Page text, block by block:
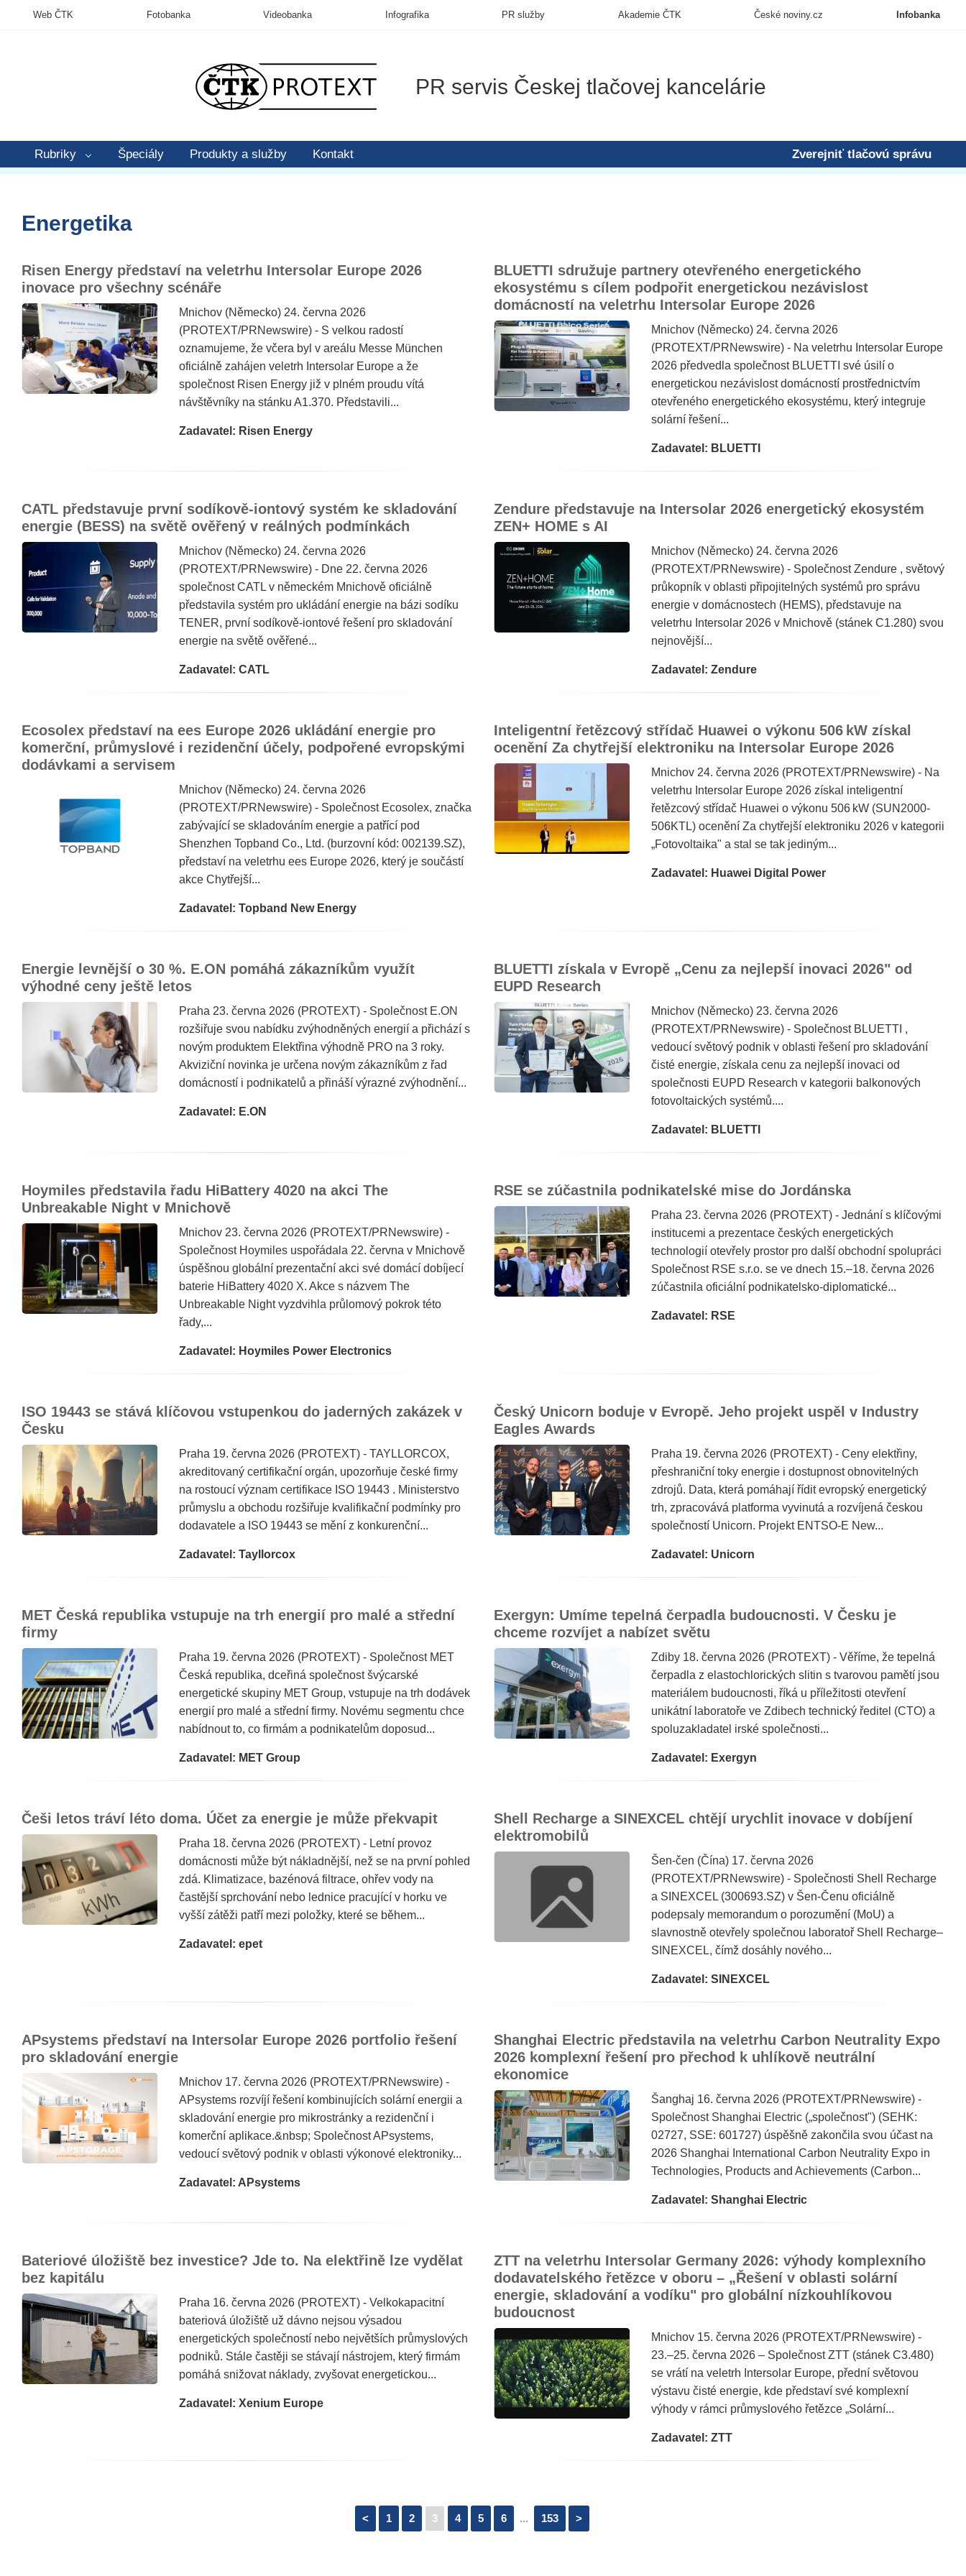
PR servis Českej tlačovej kancelárie
Rubriky Špeciály Produkty a služby Kontakt Zverejniť tlačovú správu
Infobanka
Web ČTK Fotobanka Videobanka Infografika PR služby Akademie ČTK České noviny.cz
Energetika
Risen Energy představí na veletrhu Intersolar Europe 2026
inovace pro všechny scénáře
Mnichov (Německo) 24. června 2026
(PROTEXT/PRNewswire) - S velkou radostí
oznamujeme, že včera byl v areálu Messe München
oficiálně zahájen veletrh Intersolar Europe a že
společnost Risen Energy již v plném proudu vítá
návštěvníky na stánku A1.370. Představili...
Zadavatel: Risen Energy
BLUETTI sdružuje partnery otevřeného energetického
ekosystému s cílem podpořit energetickou nezávislost
domácností na veletrhu Intersolar Europe 2026
Mnichov (Německo) 24. června 2026
(PROTEXT/PRNewswire) - Na veletrhu Intersolar Europe
2026 předvedla společnost BLUETTI své úsilí o
energetickou nezávislost domácností prostřednictvím
otevřeného energetického ekosystému, který integruje
solární řešení...
Zadavatel: BLUETTI
CATL představuje první sodíkově-iontový systém ke skladování
energie (BESS) na světě ověřený v reálných podmínkách
Mnichov (Německo) 24. června 2026
(PROTEXT/PRNewswire) - Dne 22. června 2026
společnost CATL v německém Mnichově oficiálně
představila systém pro ukládání energie na bázi sodíku
TENER, první sodíkově-iontové řešení pro skladování
energie na světě ověřené...
Zadavatel: CATL
Zendure představuje na Intersolar 2026 energetický ekosystém
ZEN+ HOME s AI
Mnichov (Německo) 24. června 2026
(PROTEXT/PRNewswire) - Společnost Zendure , světový
průkopník v oblasti připojitelných systémů pro správu
energie v domácnostech (HEMS), představuje na
veletrhu Intersolar 2026 v Mnichově (stánek C1.280) svou
nejnovější...
Zadavatel: Zendure
Ecosolex představí na ees Europe 2026 ukládání energie pro
komerční, průmyslové i rezidenční účely, podpořené evropskými
dodávkami a servisem
Mnichov (Německo) 24. června 2026
(PROTEXT/PRNewswire) - Společnost Ecosolex, značka
zabývající se skladováním energie a patřící pod
Shenzhen Topband Co., Ltd. (burzovní kód: 002139.SZ),
představí na veletrhu ees Europe 2026, který je součástí
akce Chytřejší...
Zadavatel: Topband New Energy
Inteligentní řetězcový střídač Huawei o výkonu 506 kW získal
ocenění Za chytřejší elektroniku na Intersolar Europe 2026
Mnichov 24. června 2026 (PROTEXT/PRNewswire) - Na
veletrhu Intersolar Europe 2026 získal inteligentní
řetězcový střídač Huawei o výkonu 506 kW (SUN2000-
506KTL) ocenění Za chytřejší elektroniku 2026 v kategorii
„Fotovoltaika" a stal se tak jediným...
Zadavatel: Huawei Digital Power
Energie levnější o 30 %. E.ON pomáhá zákazníkům využít
výhodné ceny ještě letos
Praha 23. června 2026 (PROTEXT) - Společnost E.ON
rozšiřuje svou nabídku zvýhodněných energií a přichází s
novým produktem Elektřina výhodně PRO na 3 roky.
Akviziční novinka je určena novým zákazníkům z řad
domácností i podnikatelů a přináší výrazné zvýhodnění...
Zadavatel: E.ON
BLUETTI získala v Evropě „Cenu za nejlepší inovaci 2026" od
EUPD Research
Mnichov (Německo) 23. června 2026
(PROTEXT/PRNewswire) - Společnost BLUETTI ,
vedoucí světový podnik v oblasti řešení pro skladování
čisté energie, získala cenu za nejlepší inovaci od
společnosti EUPD Research v kategorii balkonových
fotovoltaických systémů....
Zadavatel: BLUETTI
Hoymiles představila řadu HiBattery 4020 na akci The
Unbreakable Night v Mnichově
Mnichov 23. června 2026 (PROTEXT/PRNewswire) -
Společnost Hoymiles uspořádala 22. června v Mnichově
úspěšnou globální prezentační akci své domácí dobíjecí
baterie HiBattery 4020 X. Akce s názvem The
Unbreakable Night vyzdvihla průlomový pokrok této
řady,...
Zadavatel: Hoymiles Power Electronics
RSE se zúčastnila podnikatelské mise do Jordánska
Praha 23. června 2026 (PROTEXT) - Jednání s klíčovými
institucemi a prezentace českých energetických
technologií otevřely prostor pro další obchodní spolupráci
Společnost RSE s.r.o. se ve dnech 15.–18. června 2026
zúčastnila oficiální podnikatelsko-diplomatické...
Zadavatel: RSE
ISO 19443 se stává klíčovou vstupenkou do jaderných zakázek v
Česku
Praha 19. června 2026 (PROTEXT) - TAYLLORCOX,
akreditovaný certifikační orgán, upozorňuje české firmy
na rostoucí význam certifikace ISO 19443 . Ministerstvo
průmyslu a obchodu rozšiřuje kvalifikační podmínky pro
dodavatele a ISO 19443 se mění z konkurenční...
Zadavatel: Tayllorcox
Český Unicorn boduje v Evropě. Jeho projekt uspěl v Industry
Eagles Awards
Praha 19. června 2026 (PROTEXT) - Ceny elektřiny,
přeshraniční toky energie i dostupnost obnovitelných
zdrojů. Data, která pomáhají řídit evropský energetický
trh, zpracovává platforma vyvinutá a rozvíjená českou
společností Unicorn. Projekt ENTSO-E New...
Zadavatel: Unicorn
MET Česká republika vstupuje na trh energií pro malé a střední
firmy
Praha 19. června 2026 (PROTEXT) - Společnost MET
Česká republika, dceřiná společnost švýcarské
energetické skupiny MET Group, vstupuje na trh dodávek
energií pro malé a střední firmy. Novému segmentu chce
nabídnout to, co firmám a podnikatelům doposud...
Zadavatel: MET Group
Exergyn: Umíme tepelná čerpadla budoucnosti. V Česku je
chceme rozvíjet a nabízet světu
Zdiby 18. června 2026 (PROTEXT) - Věříme, že tepelná
čerpadla z elastochlorických slitin s tvarovou pamětí jsou
materiálem budoucnosti, říká u příležitosti otevření
unikátní laboratoře ve Zdibech technický ředitel (CTO) a
spoluzakladatel irské společnosti...
Zadavatel: Exergyn
Češi letos tráví léto doma. Účet za energie je může překvapit
Praha 18. června 2026 (PROTEXT) - Letní provoz
domácnosti může být nákladnější, než se na první pohled
zdá. Klimatizace, bazénová filtrace, ohřev vody na
častější sprchování nebo lednice pracující v horku ve
vyšší zátěži patří mezi položky, které se během...
Zadavatel: epet
Shell Recharge a SINEXCEL chtějí urychlit inovace v dobíjení
elektromobilů
Šen-čen (Čína) 17. června 2026
(PROTEXT/PRNewswire) - Společnosti Shell Recharge
a SINEXCEL (300693.SZ) v Šen-Čenu oficiálně
podepsaly memorandum o porozumění (MoU) a
slavnostně otevřely společnou laboratoř Shell Recharge–
SINEXCEL, čímž dosáhly nového...
Zadavatel: SINEXCEL
APsystems představí na Intersolar Europe 2026 portfolio řešení
pro skladování energie
Mnichov 17. června 2026 (PROTEXT/PRNewswire) -
APsystems rozvíjí řešení kombinujících solární energii a
skladování energie pro mikrostránky a rezidenční i
komerční aplikace.&nbsp; Společnost APsystems,
vedoucí světový podnik v oblasti výkonové elektroniky...
Zadavatel: APsystems
Shanghai Electric představila na veletrhu Carbon Neutrality Expo
2026 komplexní řešení pro přechod k uhlíkově neutrální
ekonomice
Šanghaj 16. června 2026 (PROTEXT/PRNewswire) -
Společnost Shanghai Electric („společnost") (SEHK:
02727, SSE: 601727) úspěšně zakončila svou účast na
2026 Shanghai International Carbon Neutrality Expo in
Technologies, Products and Achievements (Carbon...
Zadavatel: Shanghai Electric
Bateriové úložiště bez investice? Jde to. Na elektřině lze vydělat
bez kapitálu
Praha 16. června 2026 (PROTEXT) - Velkokapacitní
bateriová úložiště už dávno nejsou výsadou
energetických společností nebo největších průmyslových
podniků. Stále častěji se stávají nástrojem, který firmám
pomáhá snižovat náklady, zvyšovat energetickou...
Zadavatel: Xenium Europe
ZTT na veletrhu Intersolar Germany 2026: výhody komplexního
dodavatelského řetězce v oboru – „Řešení v oblasti solární
energie, skladování a vodíku" pro globální nízkouhlíkovou
budoucnost
Mnichov 15. června 2026 (PROTEXT/PRNewswire) -
23.–25. června 2026 – Společnost ZTT (stánek C3.480)
se vrátí na veletrh Intersolar Europe, přední světovou
výstavu čisté energie, kde představí své komplexní
výhody v rámci průmyslového řetězce „Solární...
Zadavatel: ZTT
< 1 2 3 4 5 6 ... 153 >